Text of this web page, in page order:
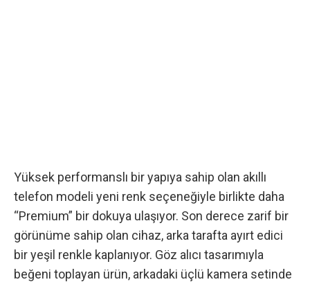
Yüksek performanslı bir yapıya sahip olan akıllı
telefon modeli yeni renk seçeneğiyle birlikte daha
“Premium” bir dokuya ulaşıyor. Son derece zarif bir
görünüme sahip olan cihaz, arka tarafta ayırt edici
bir yeşil renkle kaplanıyor. Göz alıcı tasarımıyla
beğeni toplayan ürün, arkadaki üçlü kamera setinde